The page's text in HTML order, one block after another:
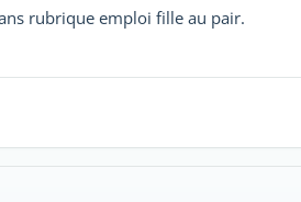
rubrique emploi fille au pair.